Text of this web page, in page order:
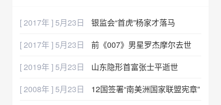
[ 2017年 ] 5月23日
银监会“首虎”杨家才落马
[ 2017年 ] 5月23日
前《007》男星罗杰摩尔去世
[ 2019年 ] 5月23日
山东隐形首富张士平逝世
[ 2008年 ] 5月23日
12国签署“南美洲国家联盟宪章”